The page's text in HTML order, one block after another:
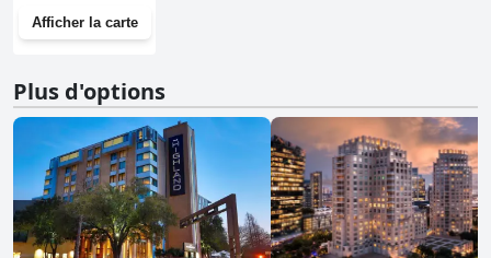
Afficher la carte
Plus d'options